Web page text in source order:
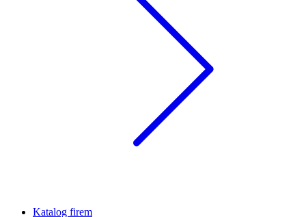
Katalog firem